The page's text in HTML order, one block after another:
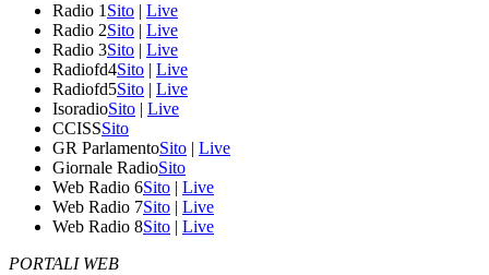
Radio 1 Sito | Live
Radio 2Sito | Live
Radio 3Sito | Live
Radiofd4Sito | Live
Radiofd5Sito | Live
IsoradioSito | Live
CCISSSito
GR ParlamentoSito | Live
Giornale RadioSito
Web Radio 6Sito | Live
Web Radio 7Sito | Live
Web Radio 8Sito | Live
PORTALI WEB